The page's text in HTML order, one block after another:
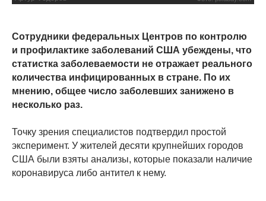
Сотрудники федеральных Центров по контролю
и профилактике заболеваний США убеждены, что
статистка заболеваемости не отражает реального
количества инфицированных в стране. По их
мнению, общее число заболевших занижено в
несколько раз.
Точку зрения специалистов подтвердил простой
эксперимент. У жителей десяти крупнейших городов
США были взяты анализы, которые показали наличие
коронавируса либо антител к нему.